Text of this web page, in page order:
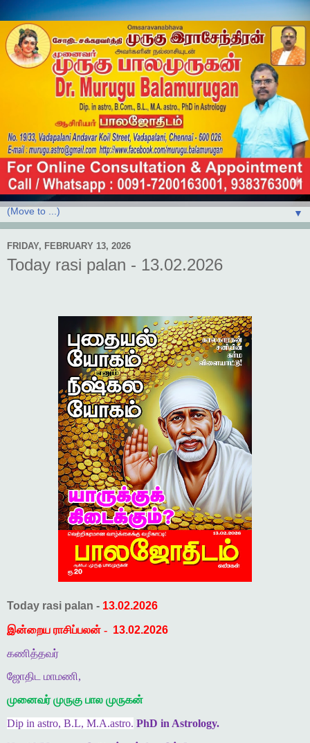
▼
FRIDAY, FEBRUARY 13, 2026
Today rasi palan - 13.02.2026
Today rasi palan - 13.02.2026
இன்றைய ராசிப்பலன் - 13.02.2026
கணித்தவர்
ஜோதிட மாமணி,
முனைவர் முருகு பால முருகன்
Dip in astro, B.L, M.A.astro. PhD in Astrology.